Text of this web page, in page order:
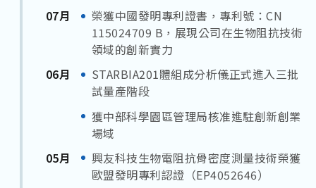
07月
榮獲中國發明專利證書，專利號：CN
115024709 B，展現公司在生物阻抗技術
領域的創新實力
06月
STARBIA201體組成分析儀正式進入三批
試量產階段
獲中部科學園區管理局核准進駐創新創業
場域
05月
興友科技生物電阻抗骨密度測量技術榮獲
歐盟發明專利認證（EP4052646）